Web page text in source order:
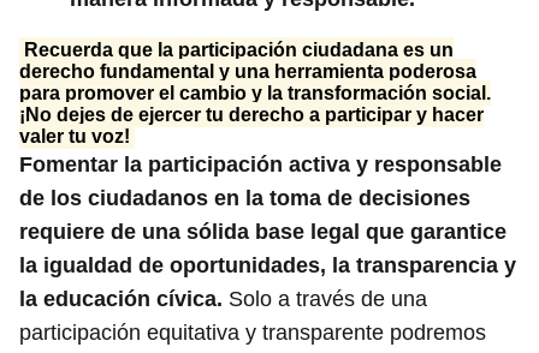
Recuerda que la participación ciudadana es un
derecho fundamental y una herramienta poderosa
para promover el cambio y la transformación social.
¡No dejes de ejercer tu derecho a participar y hacer
valer tu voz!
Fomentar la participación activa y responsable
de los ciudadanos en la toma de decisiones
requiere de una sólida base legal que garantice
la igualdad de oportunidades, la transparencia y
la educación cívica. Solo a través de una
participación equitativa y transparente podremos